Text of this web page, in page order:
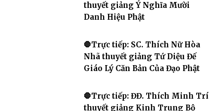
thuyết giảng Ý Nghĩa Mười
Danh Hiệu Phật
🛑Trực tiếp: SC. Thích Nữ Hòa
Nhã thuyết giảng Tứ Diệu Đế
Giáo Lý Căn Bản Của Đạo Phật
🛑Trực tiếp: ĐĐ. Thích Minh Trí
thuyết giảng Kinh Trung Bộ